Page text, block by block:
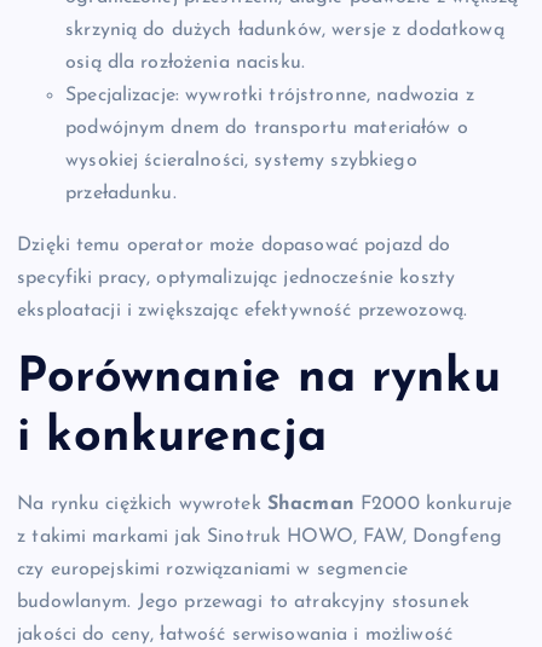
skrzynią do dużych ładunków, wersje z dodatkową
osią dla rozłożenia nacisku.
Specjalizacje: wywrotki trójstronne, nadwozia z
podwójnym dnem do transportu materiałów o
wysokiej ścieralności, systemy szybkiego
przeładunku.
Dzięki temu operator może dopasować pojazd do
specyfiki pracy, optymalizując jednocześnie koszty
eksploatacji i zwiększając efektywność przewozową.
Porównanie na rynku
i konkurencja
Na rynku ciężkich wywrotek Shacman F2000 konkuruje
z takimi markami jak Sinotruk HOWO, FAW, Dongfeng
czy europejskimi rozwiązaniami w segmencie
budowlanym. Jego przewagi to atrakcyjny stosunek
jakości do ceny, łatwość serwisowania i możliwość